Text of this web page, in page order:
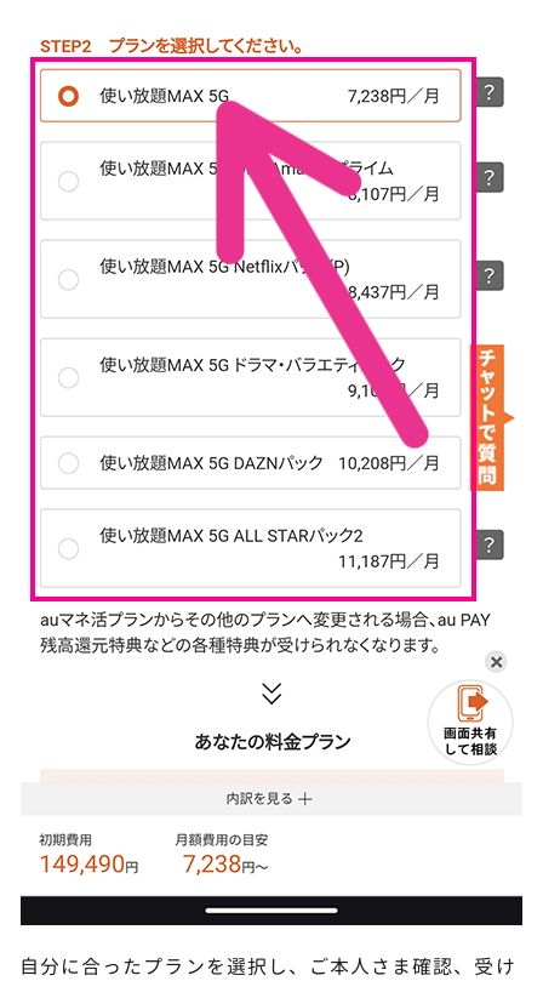
自分に合ったプランを選択し、ご本人さま確認、受け